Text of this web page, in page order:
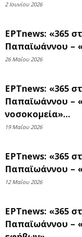
2 Ιουνίου 2026
ΕΡΤnews: «365
Παπαϊωάννου –
26 Μαΐου 2026
ΕΡΤnews: «365
Παπαϊωάννου –
νοσοκομεία»...
19 Μαΐου 2026
ΕΡΤnews: «365
Παπαϊωάννου –
12 Μαΐου 2026
ΕΡΤnews: «365
Παπαϊωάννου –